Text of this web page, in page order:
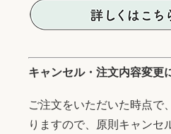
キャンセル・注文内容変更
ご注文をいただいた時点で
りますので、原則キャンセ